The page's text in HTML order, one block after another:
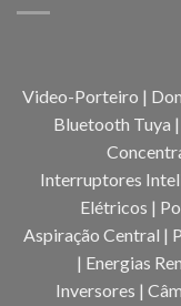
Video-Porteiro |
Bluetooth Tuya
Interruptores
Elétricos |
Aspiração Central |
| Energias
Inversores |